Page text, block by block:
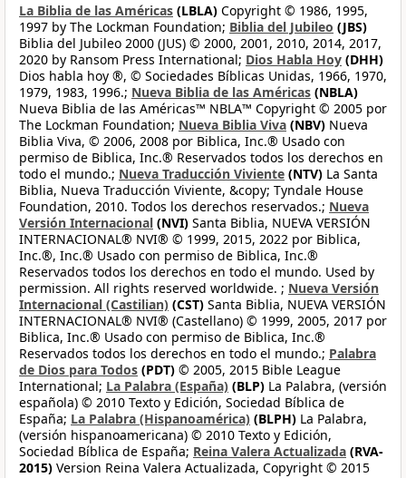
La Biblia de las Américas (LBLA) Copyright © 1986, 1995,
1997 by The Lockman Foundation; Biblia del Jubileo (JBS)
Biblia del Jubileo 2000 (JUS) © 2000, 2001, 2010, 2014, 2017,
2020 by Ransom Press International; Dios Habla Hoy (DHH)
Dios habla hoy ®, © Sociedades Bíblicas Unidas, 1966, 1970,
1979, 1983, 1996.; Nueva Biblia de las Américas (NBLA)
Nueva Biblia de las Américas™ NBLA™ Copyright © 2005 por
The Lockman Foundation; Nueva Biblia Viva (NBV) Nueva
Biblia Viva, © 2006, 2008 por Biblica, Inc.® Usado con
permiso de Biblica, Inc.® Reservados todos los derechos en
todo el mundo.; Nueva Traducción Viviente (NTV) La Santa
Biblia, Nueva Traducción Viviente, &copy; Tyndale House
Foundation, 2010. Todos los derechos reservados.; Nueva
Versión Internacional (NVI) Santa Biblia, NUEVA VERSIÓN
INTERNACIONAL® NVI® © 1999, 2015, 2022 por Biblica,
Inc.®, Inc.® Usado con permiso de Biblica, Inc.®
Reservados todos los derechos en todo el mundo. Used by
permission. All rights reserved worldwide. ; Nueva Versión
Internacional (Castilian) (CST) Santa Biblia, NUEVA VERSIÓN
INTERNACIONAL® NVI® (Castellano) © 1999, 2005, 2017 por
Biblica, Inc.® Usado con permiso de Biblica, Inc.®
Reservados todos los derechos en todo el mundo.; Palabra
de Dios para Todos (PDT) © 2005, 2015 Bible League
International; La Palabra (España) (BLP) La Palabra, (versión
española) © 2010 Texto y Edición, Sociedad Bíblica de
España; La Palabra (Hispanoamérica) (BLPH) La Palabra,
(versión hispanoamericana) © 2010 Texto y Edición,
Sociedad Bíblica de España; Reina Valera Actualizada (RVA-
2015) Version Reina Valera Actualizada, Copyright © 2015